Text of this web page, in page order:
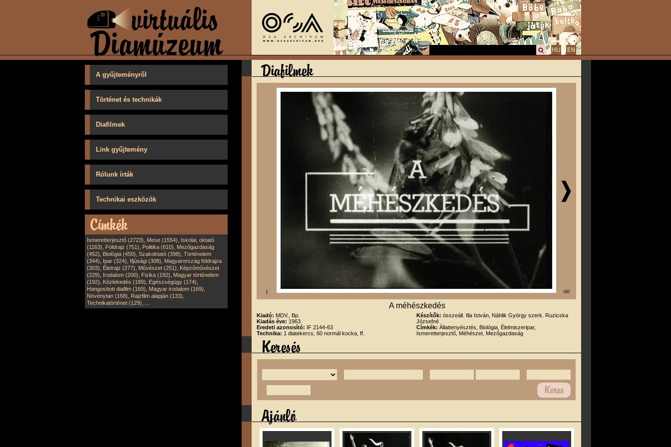
A gyűjteményről
Történet és technikák
Diafilmek
Link gyűjtemény
Rólunk írták
Technikai eszközök
Ismeretterjesztő (2723), Mese (1554), Iskolai, oktató
(1163), Földrajz (751), Politika (610), Mezőgazdaság
(452), Biológia (450), Szakoktató (398), Történelem
(344), Ipar (324), Ifjúsági (308), Magyarország földrajza
(303), Életrajz (277), Művészet (251), Képzőművészet
(229), Irodalom (200), Fizika (192), Magyar történelem
(192), Közlekedés (189), Egészségügy (174),
Hangosított diafilm (169), Magyar irodalom (169),
Növénytan (168), Rajzfilm alapján (133),
Technikatörténet (129),
1 /60
A méhészkedés
Kiadó: MDV., Bp.
Kiadás éve: 1963
Eredeti azonosító: IF 2144-63
Technika: 1 diatekercs, 60 normál kocka, ff.
Készítők: összeáll. Illa István, Náhlik György szerk. Ruzicska
Józsefné
Címkék: Állattenyésztés, Biológia, Élelmiszeripar,
Ismeretterjesztő, Méhészet, Mezőgazdaság